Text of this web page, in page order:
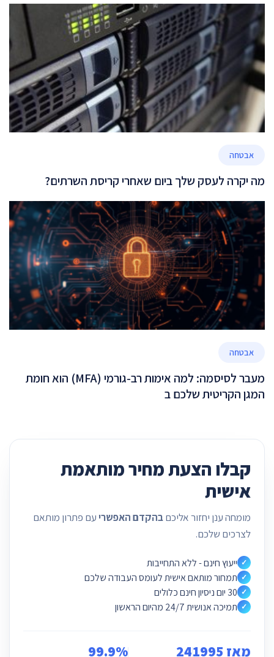
אבטחה
מה יקרה לעסק שלך ביום שאחרי קריסת השרתים?
אבטחה
מעבר לסיסמה: למה אימות רב-גורמי (MFA) הוא חומת
המגן הקריטית שלכם ב
קבלו הצעת מחיר מותאמת
אישית
מומחה ענן יחזור אליכםבהקדם האפשרי עם פתרון מותאם
לצרכים שלכם.
✓ ייעוץ חינם - ללא התחייבות
✓ תמחור מותאם אישית לעומס העבודה שלכם
✓ 30 יום ניסיון חינם כלולים
✓ תמיכה אנושית 24/7 מהיום הראשון
מאז 1995 24
99.9%